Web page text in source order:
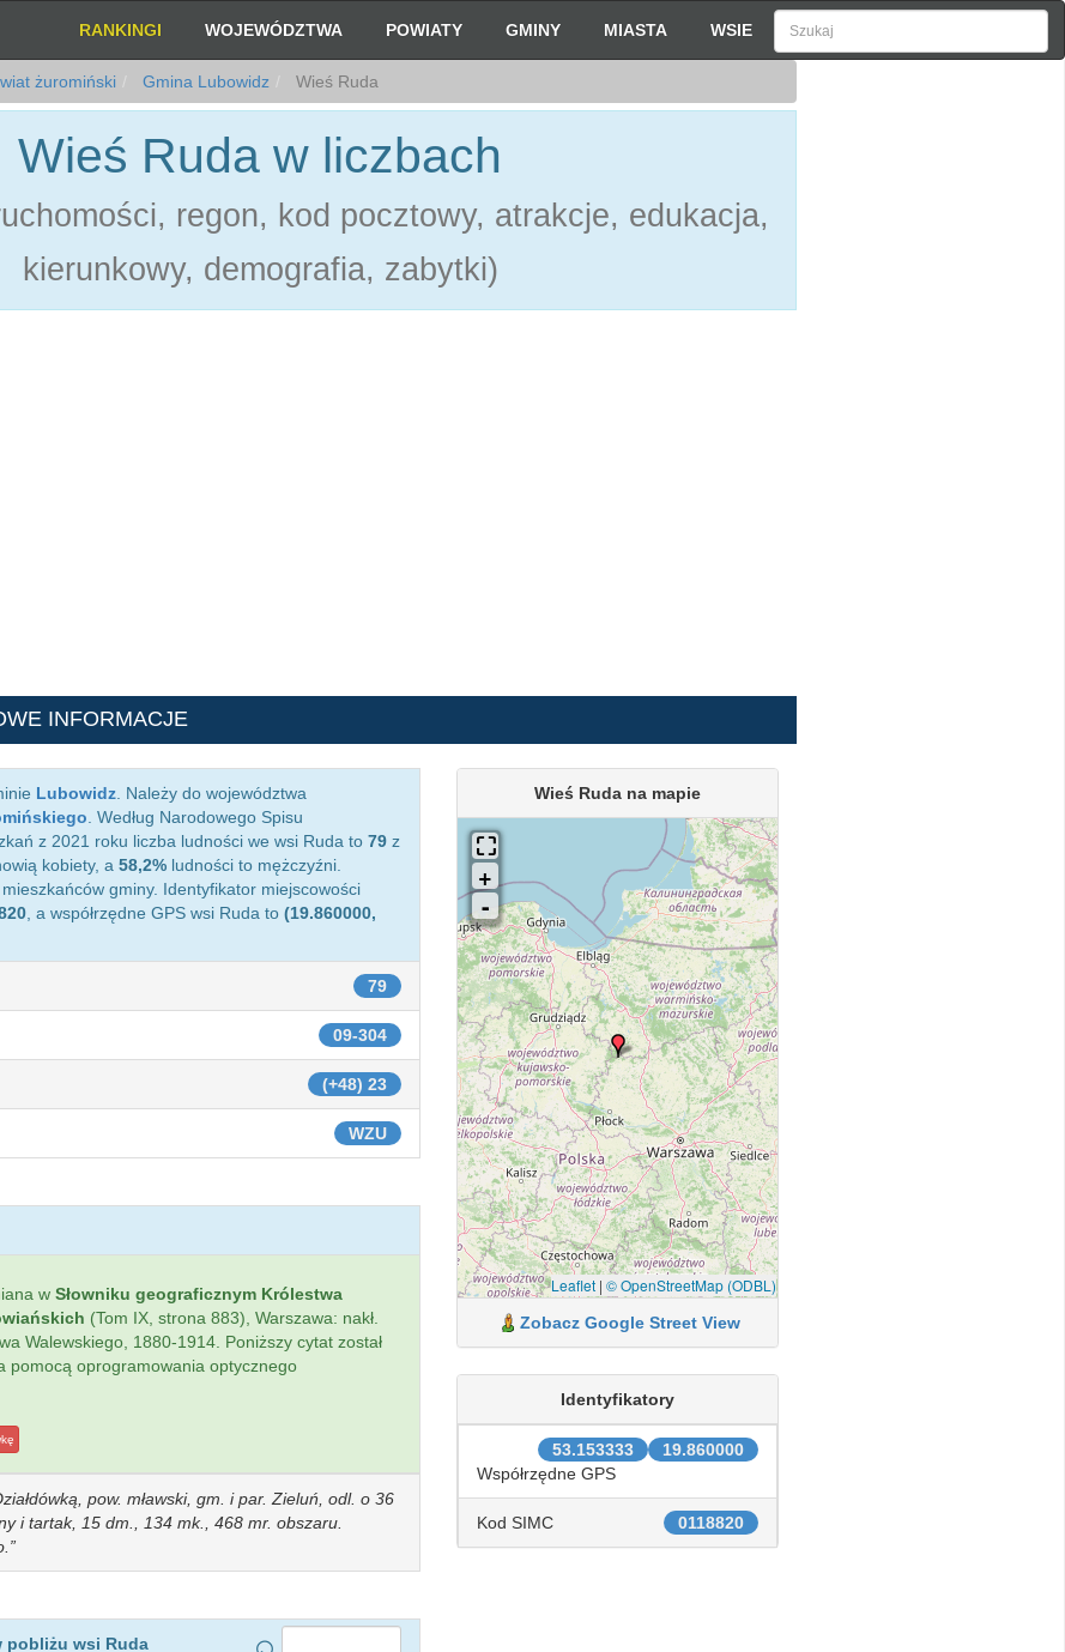
RANKINGI WOJEWÓDZTWA POWIATY GMINY MIASTA WSIE
żuromiński Gmina Lubowidz Wieś Ruda
Wieś Ruda w liczbach
regon, kod pocztowy, atrakcje, edukacja,
kierunkowy, demografia, zabytki)
INFORMACJE
Lubowidz . Należy do województwa
. Według Narodowego Spisu
z 2021 roku liczba ludności we wsi Ruda to 79 z
kobiety, a 58,2% ludności to mężczyźni.
mieszkańców gminy. Identyfikator miejscowości
, a współrzędne GPS wsi Ruda to (19.860000,
79
09-304
(+48) 23
WZU
w Słowniku geograficznym Królestwa
(Tom IX, strona 883), Warszawa: nakł.
Walewskiego, 1880-1914. Poniższy cytat został
pomocą oprogramowania optycznego
pow. mławski, gm. i par. Zieluń, odl. o 36
i tartak, 15 dm., 134 mk., 468 mr. obszaru.
pobliżu wsi Ruda
Wieś Ruda na mapie
Leaflet| © OpenStreetMap (ODBL)
Zobacz Google Street View
Identyfikatory
19.860000
53.153333
Współrzędne GPS
0118820
Kod SIMC